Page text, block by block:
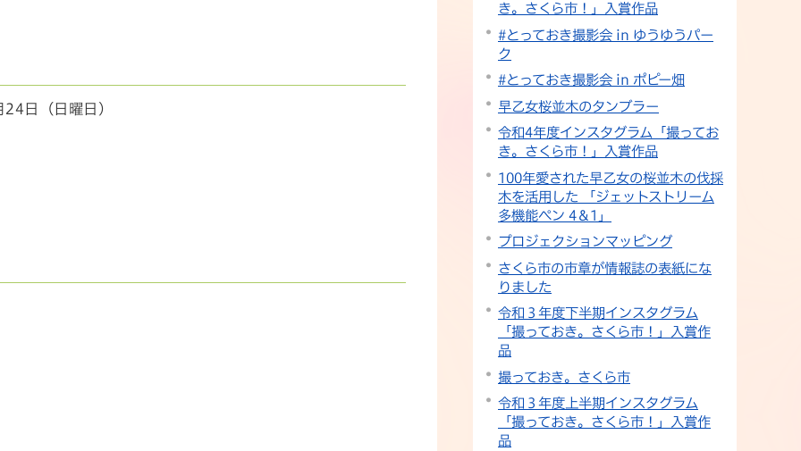
日（日曜日）
き。さくら市！」入賞作品
#とっておき撮影会 in ゆうゆうパー
ク
#とっておき撮影会 in ポピー畑
早乙女桜並木のタンブラー
令和4年度インスタグラム「撮ってお
き。さくら市！」入賞作品
100年愛された早乙女の桜並木の伐採
木を活用した 「ジェットストリーム
多機能ペン 4＆1」
プロジェクションマッピング
さくら市の市章が情報誌の表紙にな
りました
令和３年度下半期インスタグラム
「撮っておき。さくら市！」入賞作
品
撮っておき。さくら市
令和３年度上半期インスタグラム
「撮っておき。さくら市！」入賞作
品